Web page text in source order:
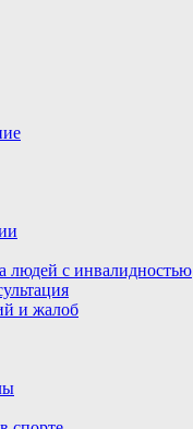
людей с инвалидностью
и жалоб